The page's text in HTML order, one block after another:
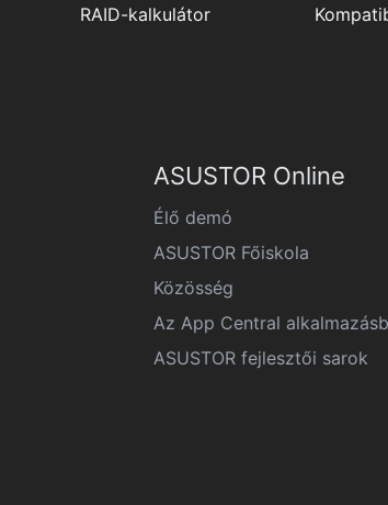
RAID-kalkulátor
ASUSTOR Online
Élő demó
ASUSTOR Főiskola
Közösség
Az App Central
ASUSTOR fejlesztői sarok